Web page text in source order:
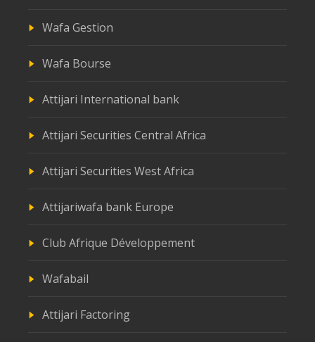
Wafa Gestion
Wafa Bourse
Attijari International bank
Attijari Securities Central Africa
Attijari Securities West Africa
Attijariwafa bank Europe
Club Afrique Développement
Wafabail
Attijari Factoring